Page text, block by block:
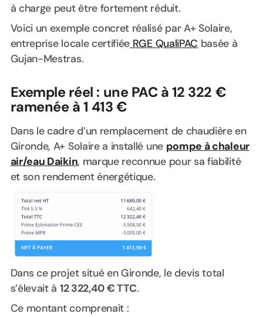
à charge peut être fortement réduit.
Voici un exemple concret réalisé par A+ Solaire,
entreprise locale certifiée RGE QualiPAC basée à
Gujan-Mestras.
Exemple réel : une PAC à 12 322 €
ramenée à 1 413 €
Dans le cadre d’un remplacement de chaudière en
Gironde, A+ Solaire a installé une pompe à chaleur
air/eau Daikin, marque reconnue pour sa fiabilité
et son rendement énergétique.
Dans ce projet situé en Gironde, le devis total
s’élevait à 12 322,40 € TTC.
Ce montant comprenait :